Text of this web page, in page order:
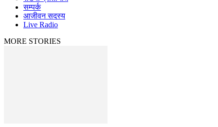
सम्पर्क
आजीवन सदस्य
Live Radio
MORE STORIES